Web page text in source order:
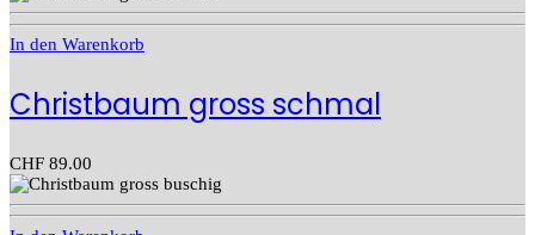
In den Warenkorb
Christbaum gross schmal
CHF 89.00